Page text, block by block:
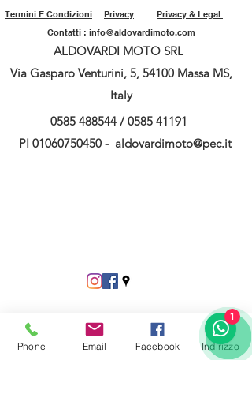
Privacy & Legal
Privacy
Termini E Condizioni
Contatti : info@aldovardimoto.com
ALDOVARDI MOTO SRL
Via Gasparo Venturini, 5, 54100 Massa MS,
Italy
0585 488544 / 0585 41191
PI 01060750450 - aldovardimoto@pec.it
Phone Email Facebook Indirizzo
1